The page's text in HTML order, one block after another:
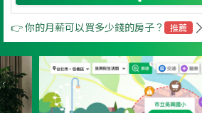
👉 你的月薪可以買多少錢的房子？ 推薦